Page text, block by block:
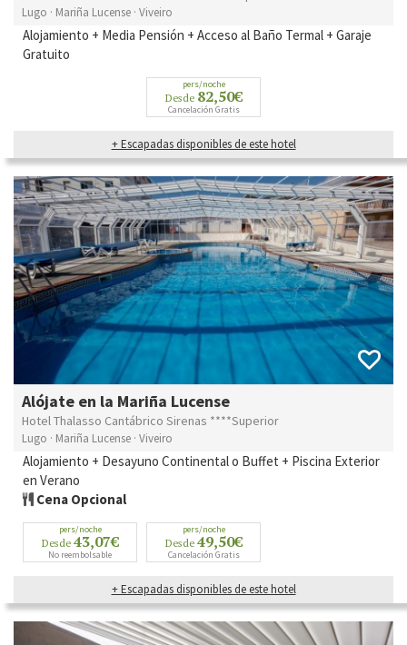
Lugo · Mariña Lucense · Viveiro
Alojamiento + Media Pensión + Acceso al Baño Termal + Garaje
Gratuito
pers/noche
Desde 82,50€
Cancelación Gratis
+ Escapadas disponibles de este hotel
Alójate en la Mariña Lucense
Hotel Thalasso Cantábrico Sirenas ****Superior
Lugo · Mariña Lucense · Viveiro
Alojamiento + Desayuno Continental o Buffet + Piscina Exterior
en Verano
Cena Opcional
pers/noche
Desde 43,07€
No reembolsable
pers/noche
Desde 49,50€
Cancelación Gratis
+ Escapadas disponibles de este hotel